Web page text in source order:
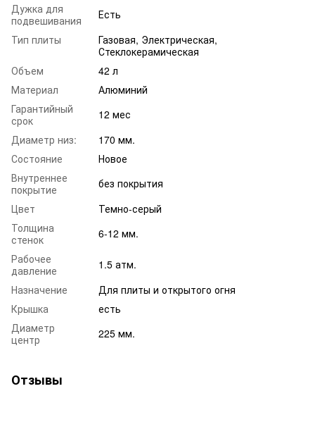
Дужка для
подвешивания
Есть
Тип плиты
Газовая, Электрическая,
Стеклокерамическая
Объем
42 л
Материал
Алюминий
Гарантийный
срок
12 мес
Диаметр низ:
170 мм.
Состояние
Новое
Внутреннее
покрытие
без покрытия
Цвет
Темно-серый
Толщина
стенок
6-12 мм.
Рабочее
давление
1.5 атм.
Назначение
Для плиты и открытого огня
Крышка
есть
Диаметр
центр
225 мм.
Отзывы